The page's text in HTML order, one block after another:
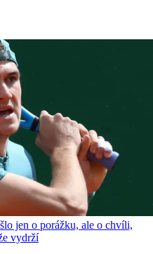
jen o porážku, ale o chvíli,
vydrží